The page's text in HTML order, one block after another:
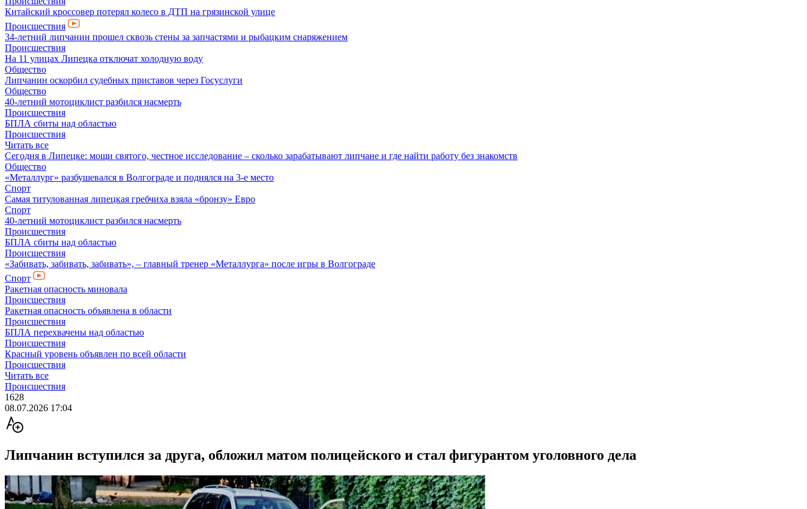
Китайский кроссовер потерял колесо в ДТП на грязинской улице
Происшествия
34-летний липчанин прошел сквозь стены за запчастями и рыбацким снаряжением
Происшествия
На 11 улицах Липецка отключат холодную воду
Общество
Липчанин оскорбил судебных приставов через Госуслуги
Общество
40-летний мотоциклист разбился насмерть
Происшествия
БПЛА сбиты над областью
Происшествия
Читать все
Сегодня в Липецке: мощи святого, честное исследование – сколько зарабатывают липчане и где найти работу без знакомств
Общество
«Металлург» разбушевался в Волгограде и поднялся на 3-е место
Спорт
Самая титулованная липецкая гребчиха взяла «бронзу» Евро
Спорт
40-летний мотоциклист разбился насмерть
Происшествия
БПЛА сбиты над областью
Происшествия
«Забивать, забивать, забивать», – главный тренер «Металлурга» после игры в Волгограде
Спорт
Ракетная опасность миновала
Происшествия
Ракетная опасность объявлена в области
Происшествия
БПЛА перехвачены над областью
Происшествия
Красный уровень объявлен по всей области
Происшествия
Читать все
Происшествия
1628
08.07.2026 17:04
Липчанин вступился за друга, обложил матом полицейского и стал фигурантом уголовного дела